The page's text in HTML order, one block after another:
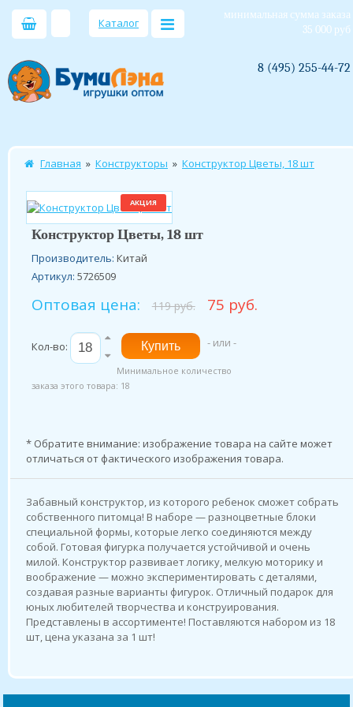
8 (495) 255-44-72
минимальная сумма заказа
35 000 руб
Каталог
Главная » Конструкторы » Конструктор Цветы, 18 шт
АКЦИЯ
Конструктор Цветы, 18 шт
Производитель: Китай
Артикул: 5726509
Оптовая цена: 119 руб. 75 руб.
Кол-во: - или -
Минимальное количество
заказа этого товара: 18
* Обратите внимание: изображение товара на сайте может
отличаться от фактического изображения товара.
Забавный конструктор, из которого ребенок сможет собрать
собственного питомца! В наборе — разноцветные блоки
специальной формы, которые легко соединяются между
собой. Готовая фигурка получается устойчивой и очень
милой. Конструктор развивает логику, мелкую моторику и
воображение — можно экспериментировать с деталями,
создавая разные варианты фигурок. Отличный подарок для
юных любителей творчества и конструирования.
Представлены в ассортименте! Поставляются набором из 18
шт, цена указана за 1 шт!